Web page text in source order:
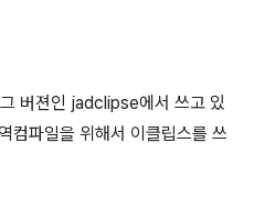
버젼인 jadclipse에서 쓰고 있
컴파일을 위해서 이클립스를 쓰